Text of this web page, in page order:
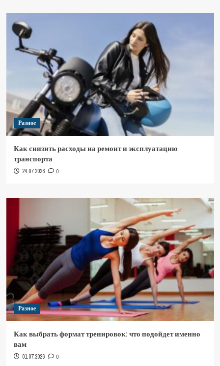
Разное
Как снизить расходы на ремонт и эксплуатацию
транспорта
24.07.2026 0
Разное
Как выбрать формат тренировок: что подойдет именно
вам
01.07.2026 0